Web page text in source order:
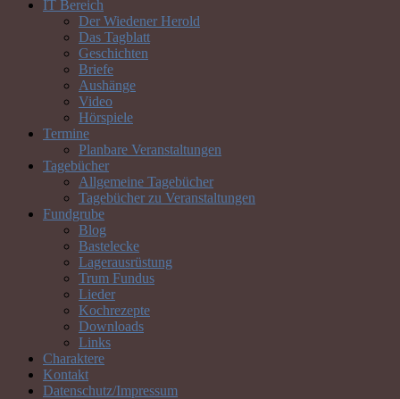
IT Bereich
Der Wiedener Herold
Das Tagblatt
Geschichten
Briefe
Aushänge
Video
Hörspiele
Termine
Planbare Veranstaltungen
Tagebücher
Allgemeine Tagebücher
Tagebücher zu Veranstaltungen
Fundgrube
Blog
Bastelecke
Lagerausrüstung
Trum Fundus
Lieder
Kochrezepte
Downloads
Links
Charaktere
Kontakt
Datenschutz/Impressum